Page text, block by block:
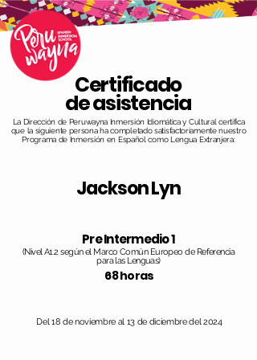
Certificado
de asistencia
La Dirección de Peruwayna Inmersión Idiomática y Cultural certifica
que la siguiente persona ha completado satisfactoriamente nuestro
Programa de Inmersión en Español como Lengua Extranjera:
Jackson Lyn
Pre Intermedio 1
(Nivel A1.2 según el Marco Común Europeo de Referencia
para las Lenguas)
68 horas
Del 18 de noviembre al 13 de diciembre del 2024